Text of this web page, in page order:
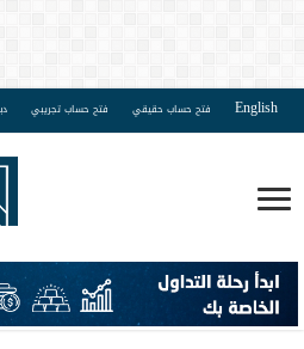
English فتح حساب حقيقي فتح حساب تجريبي